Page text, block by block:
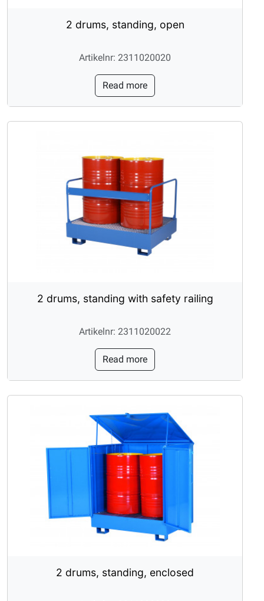
2 drums, standing, open
Artikelnr: 2311020020
Read more
2 drums, standing with safety railing
Artikelnr: 2311020022
Read more
2 drums, standing, enclosed